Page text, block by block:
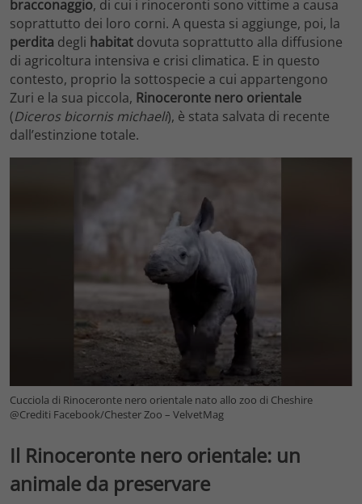
bracconaggio, di cui i rinoceronti sono vittime a causa
soprattutto dei loro corni. A questa si aggiunge, poi, la
perdita degli habitat dovuta soprattutto alla diffusione
di agricoltura intensiva e crisi climatica. E in questo
contesto, proprio la sottospecie a cui appartengono
Zuri e la sua piccola, Rinoceronte nero orientale
(Diceros bicornis michaeli), è stata salvata di recente
dall’estinzione totale.
Cucciola di Rinoceronte nero orientale nato allo zoo di Cheshire
@Crediti Facebook/Chester Zoo – VelvetMag
Il Rinoceronte nero orientale: un
animale da preservare